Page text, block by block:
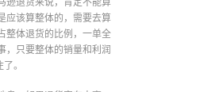
应该算整体的，需要去算
整体退货的比例，一单全
，只要整体的销量和利润
。